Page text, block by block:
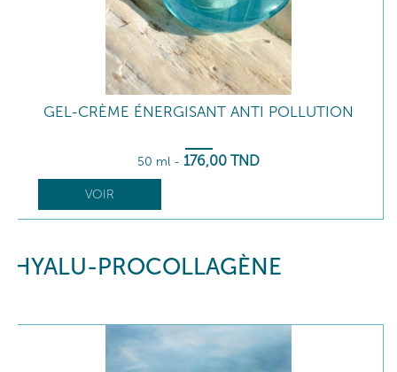
GEL-CRÈME ÉNERGISANT ANTI POLLUTION
50 ml - 176,00 TND
VOIR
HYALU-PROCOLLAGÈNE